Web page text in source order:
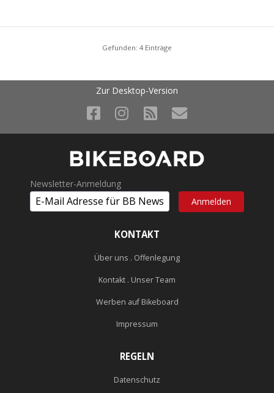
Gefunden: 4 Einträge
Zur Desktop-Version
Newsletter-Anmeldung
KONTAKT
Über uns . Offenlegung
Kontakt . Unser Team
Werben auf Bikeboard
Impressum
REGELN
Datenschutz